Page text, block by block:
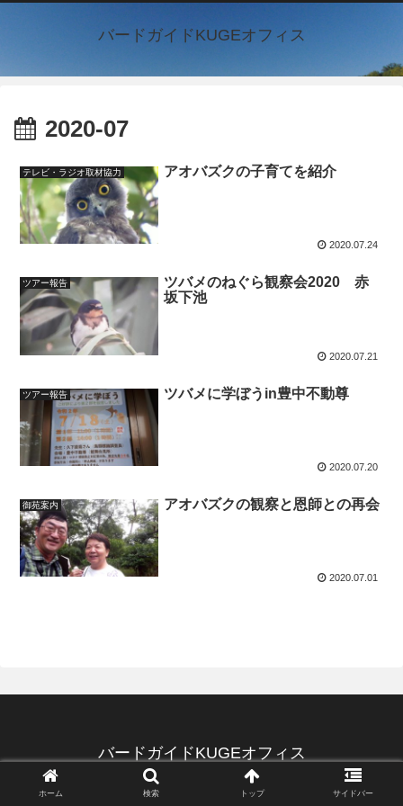
バードガイドKUGEオフィス
2020-07
テレビ・ラジオ取材協力 アオバズクの子育てを紹介
2020.07.24
ツアー報告
ツバメのねぐら観察会2020 赤
坂下池
2020.07.21
ツアー報告 ツバメに学ぼうin豊中不動尊
2020.07.20
御苑案内 アオバズクの観察と恩師との再会
2020.07.01
バードガイドKUGEオフィス
© 2020 バードガイドKUGEオフィス.
ホーム 検索 トップ サイドバー